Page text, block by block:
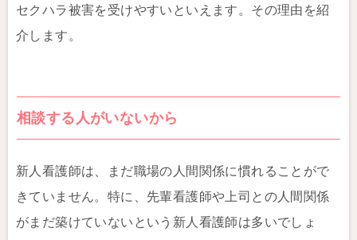
セクハラ被害を受けやすいといえます。その理由を紹
介します。
相談する人がいないから
新人看護師は、まだ職場の人間関係に慣れることがで
きていません。特に、先輩看護師や上司との人間関係
がまだ築けていないという新人看護師は多いでしょ